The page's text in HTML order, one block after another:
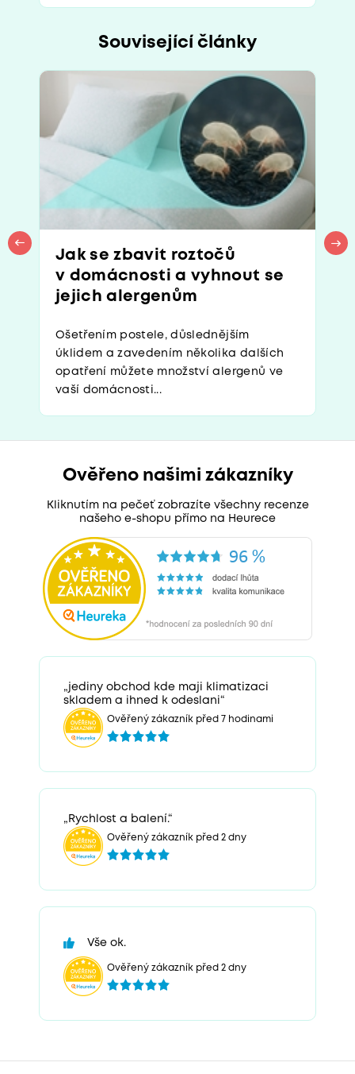
Související články
Jak se zbavit roztočů
v domácnosti a vyhnout se
jejich alergenům
Ošetřením postele, důslednějším
úklidem a zavedením několika dalších
opatření můžete množství alergenů ve
vaší domácnosti...
Ověřeno našimi zákazníky
Kliknutím na pečeť zobrazíte všechny recenze
našeho e-shopu přímo na Heurece
„jediny obchod kde maji klimatizaci
skladem a ihned k odeslani“
Ověřený zákazník před 7 hodinami
„Rychlost a balení.“
Ověřený zákazník před 2 dny
Vše ok.
Ověřený zákazník před 2 dny